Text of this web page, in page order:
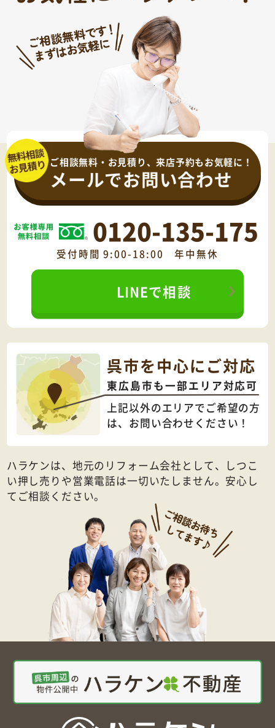
ご相談無料・お見積り、来店予約もお気軽に！
メールでお問い合わせ
0120-135-175
受付時間 9:00-18:00 年中無休
LINEで相談
呉市を中心にご対応
東広島市も一部エリア対応可
上記以外のエリアでご希望の方
は、 お問い合わせください！
ハラケンは、地元のリフォーム会社として、しつこ
い押し売りや営業電話は一切いたしません。安心し
てご相談ください。